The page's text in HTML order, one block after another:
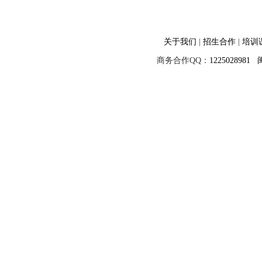
关于我们 招生合作 培训
商务合作QQ： 1225028981